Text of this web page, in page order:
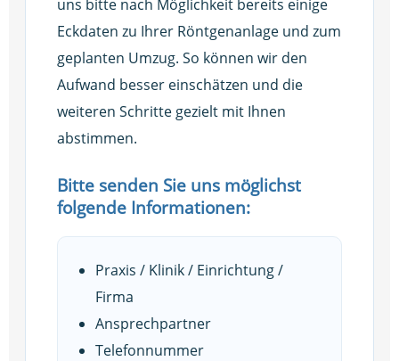
uns bitte nach Möglichkeit bereits einige
Eckdaten zu Ihrer Röntgenanlage und zum
geplanten Umzug. So können wir den
Aufwand besser einschätzen und die
weiteren Schritte gezielt mit Ihnen
abstimmen.
Bitte senden Sie uns möglichst
folgende Informationen:
Praxis / Klinik / Einrichtung /
Firma
Ansprechpartner
Telefonnummer